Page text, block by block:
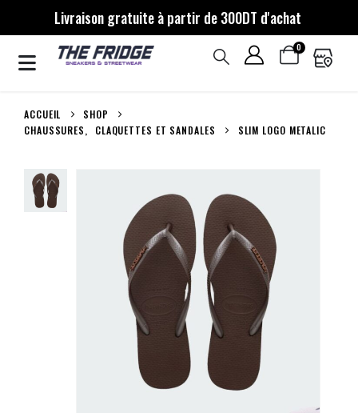
Livraison gratuite à partir de 300DT d'achat
0
ACCUEIL
SHOP
CHAUSSURES, CLAQUETTES ET SANDALES SLIM LOGO METALIC